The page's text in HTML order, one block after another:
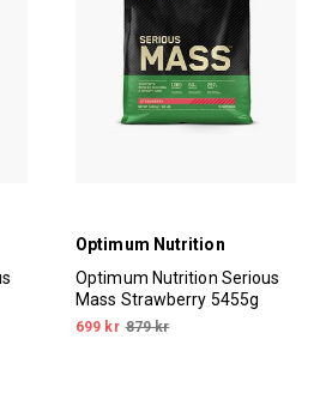
Optimum Nutrition
Optimum Nutrition Serious
Mass Strawberry 5455g
699 kr 879 kr